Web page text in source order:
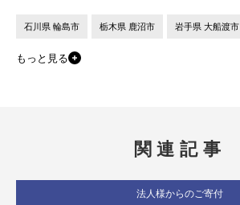
石川県 輪島市 栃木県 鹿沼市 岩手県 大船渡市
もっと見る
関連記事
法人様からのご寄付